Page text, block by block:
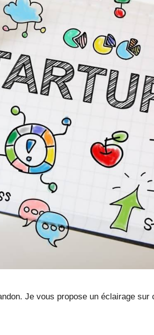
Je vous propose un éclairage sur